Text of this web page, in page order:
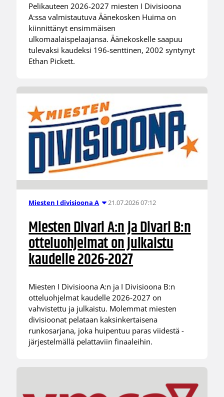
Pelikauteen 2026-2027 miesten I Divisioona
A:ssa valmistautuva Äänekosken Huima on
kiinnittänyt ensimmäisen
ulkomaalaispelaajansa. Äänekoskelle saapuu
tulevaksi kaudeksi 196-senttinen, 2002 syntynyt
Ethan Pickett.
Miesten I divisioona A 21.07.2026 07:12
Miesten Divari A:n ja Divari B:n
otteluohjelmat on julkaistu
kaudelle 2026-2027
Miesten I Divisioona A:n ja I Divisioona B:n
otteluohjelmat kaudelle 2026-2027 on
vahvistettu ja julkaistu. Molemmat miesten
divisioonat pelataan kaksinkertaisena
runkosarjana, joka huipentuu paras viidestä -
järjestelmällä pelattaviin finaaleihin.